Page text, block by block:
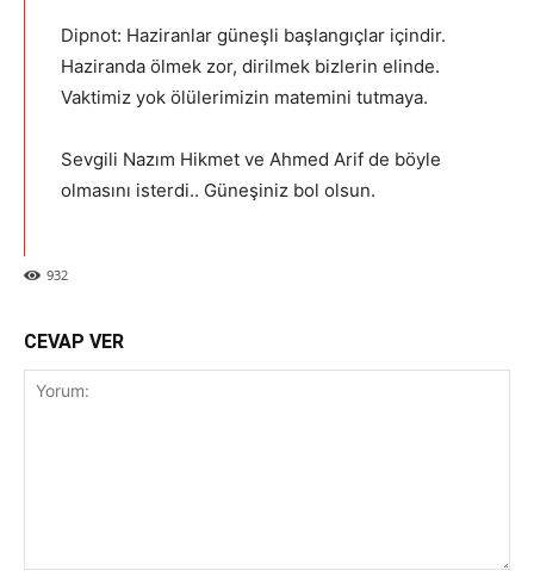
Dipnot: Haziranlar güneşli başlangıçlar içindir.
Haziranda ölmek zor, dirilmek bizlerin elinde.
Vaktimiz yok ölülerimizin matemini tutmaya.
Sevgili Nazım Hikmet ve Ahmed Arif de böyle
olmasını isterdi.. Güneşiniz bol olsun.
932
CEVAP VER